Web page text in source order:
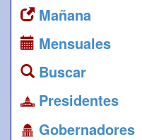
Mañana
Mensuales
Buscar
Presidentes
Gobernadores